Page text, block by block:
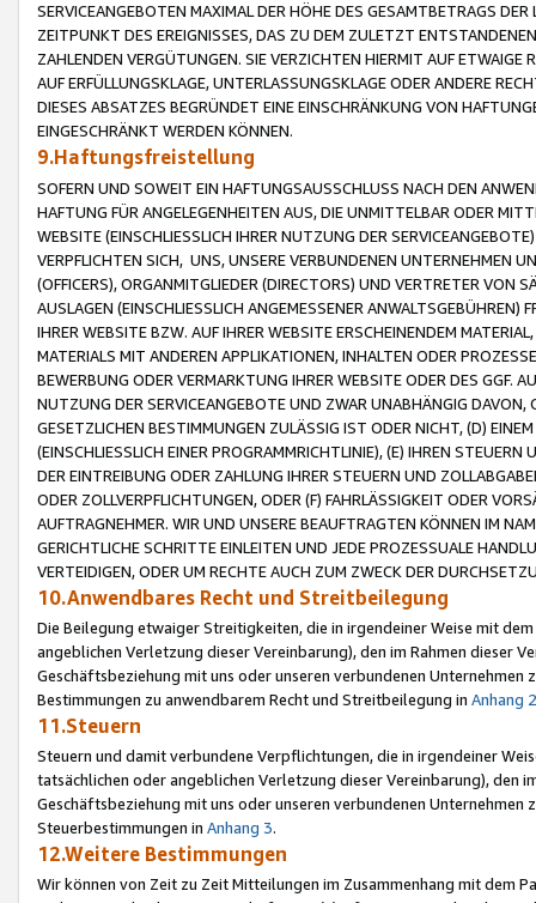
SERVICEANGEBOTEN MAXIMAL DER HÖHE DES GESAMTBETRAGS
ZEITPUNKT DES EREIGNISSES, DAS ZU DEM ZULETZT
ZAHLENDEN VERGÜTUNGEN. SIE VERZICHTEN HIERMIT AUF
AUF ERFÜLLUNGSKLAGE, UNTERLASSUNGSKLAGE ODER ANDERE
DIESES ABSATZES BEGRÜNDET EINE EINSCHRÄNKUNG VON
EINGESCHRÄNKT WERDEN KÖNNEN.
9.Haftungsfreistellung
SOFERN UND SOWEIT EIN HAFTUNGSAUSSCHLUSS NACH DEN
HAFTUNG FÜR ANGELEGENHEITEN AUS, DIE UNMITTELBAR ODER
WEBSITE (EINSCHLIESSLICH IHRER NUTZUNG DER
VERPFLICHTEN SICH, UNS, UNSERE VERBUNDENEN UNTERNEHMEN
(OFFICERS), ORGANMITGLIEDER (DIRECTORS) UND VERTRETER VON
AUSLAGEN (EINSCHLIESSLICH ANGEMESSENER
IHRER WEBSITE BZW. AUF IHRER WEBSITE ERSCHEINENDEM
MATERIALS MIT ANDEREN APPLIKATIONEN, INHALTEN ODER
BEWERBUNG ODER VERMARKTUNG IHRER WEBSITE ODER DES GGF.
NUTZUNG DER SERVICEANGEBOTE UND ZWAR UNABHÄNGIG
GESETZLICHEN BESTIMMUNGEN ZULÄSSIG IST ODER NICHT, (D)
(EINSCHLIESSLICH EINER PROGRAMMRICHTLINIE), (E) IHREN
DER EINTREIBUNG ODER ZAHLUNG IHRER STEUERN UND
ODER ZOLLVERPFLICHTUNGEN, ODER (F) FAHRLÄSSIGKEIT ODER
AUFTRAGNEHMER. WIR UND UNSERE BEAUFTRAGTEN KÖNNEN IM
GERICHTLICHE SCHRITTE EINLEITEN UND JEDE PROZESSUALE
VERTEIDIGEN, ODER UM RECHTE AUCH ZUM ZWECK DER
10.Anwendbares Recht und Streitbeilegung
Die Beilegung etwaiger Streitigkeiten, die in irgendeiner Weise mit
angeblichen Verletzung dieser Vereinbarung), den im Rahmen dieser
Geschäftsbeziehung mit uns oder unseren verbundenen
Bestimmungen zu anwendbarem Recht und Streitbeilegung in Anhang 2
11.Steuern
Steuern und damit verbundene Verpflichtungen, die in irgendeiner
tatsächlichen oder angeblichen Verletzung dieser Vereinbarung), den
Geschäftsbeziehung mit uns oder unseren verbundenen
Steuerbestimmungen in Anhang 3.
12.Weitere Bestimmungen
Wir können von Zeit zu Zeit Mitteilungen im Zusammenhang mit dem